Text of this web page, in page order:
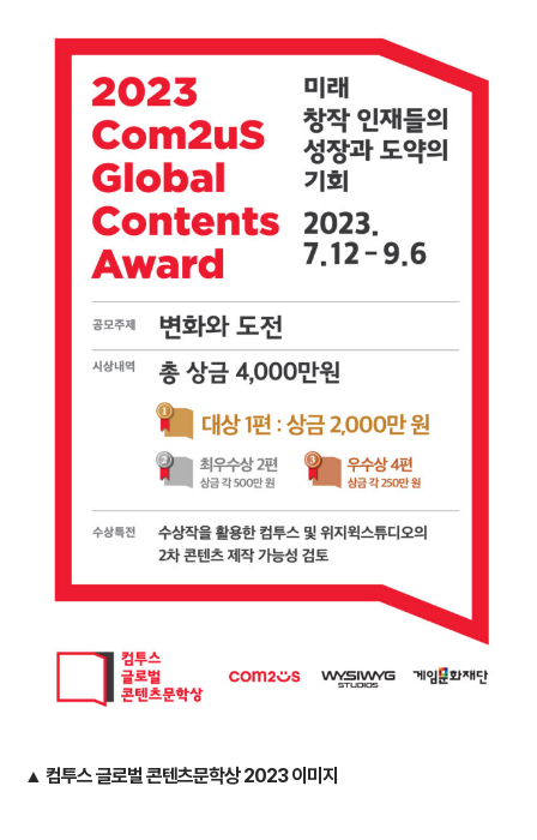
▲ 컴투스 글로벌 콘텐츠문학상 2023 이미지